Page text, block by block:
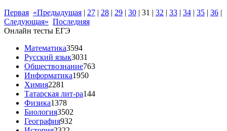
Первая «Предыдущая | 27 | 28 | 29 | 30 | 31 | 32 | 33 | 34 | 35 | 36 |
Следующая» Последняя
Онлайн тесты ЕГЭ
Математика3594
Русский язык3031
Обществознание763
Информатика1950
Химия2281
Татарская лит-ра144
Физика1378
Биология3502
География932